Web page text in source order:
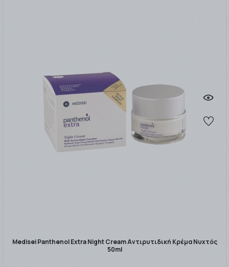
Medisei Panthenol Extra Night Cream Αντιρυτιδική Κρέμα Νυχτός
50ml